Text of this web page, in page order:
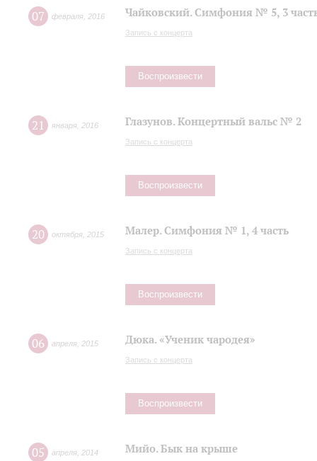
07 февраля 2016 Чайковский. Симфония № 5, 3
Запись с концерта
Воспроизвести
21 января 2016 Глазунов. Концертный вальс № 2
Запись с концерта
Воспроизвести
20 октября 2015 Малер. Симфония № 1, 4 часть
Запись с концерта
Воспроизвести
06 апреля 2015 Дюка. «Ученик чародея»
Запись с концерта
Воспроизвести
05 апреля 2014 Мийо. Бык на крыше